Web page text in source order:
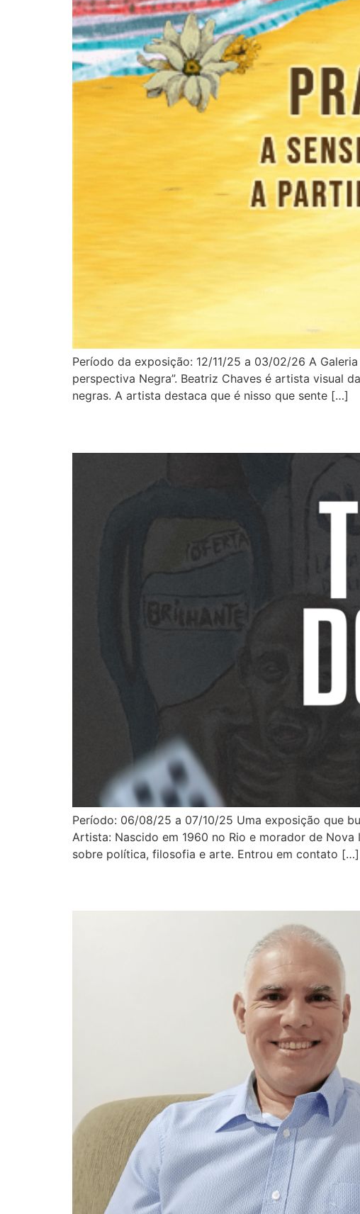
Período da exposição: 12/11/25 a 03/02/26 A
perspectiva Negra”. Beatriz Chaves é artista visual
negras. A artista destaca que é nisso que sente […]
Período: 06/08/25 a 07/10/25 Uma exposição que
Artista: Nascido em 1960 no Rio e morador de
sobre política, filosofia e arte. Entrou em contato […]